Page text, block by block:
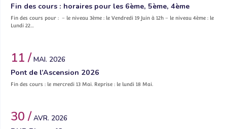
Fin des cours : horaires pour les 6ème, 5ème, 4ème
Fin des cours pour : – le niveau 3ème : le Vendredi 19 Juin à 12h – le niveau 4ème : le
Lundi 22…
11 / MAI. 2026
Pont de l’Ascension 2026
Fin des cours : le mercredi 13 Mai. Reprise : le lundi 18 Mai.
30 / AVR. 2026